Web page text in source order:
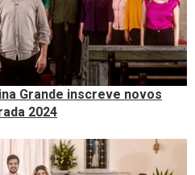
Grande inscreve novos
2024